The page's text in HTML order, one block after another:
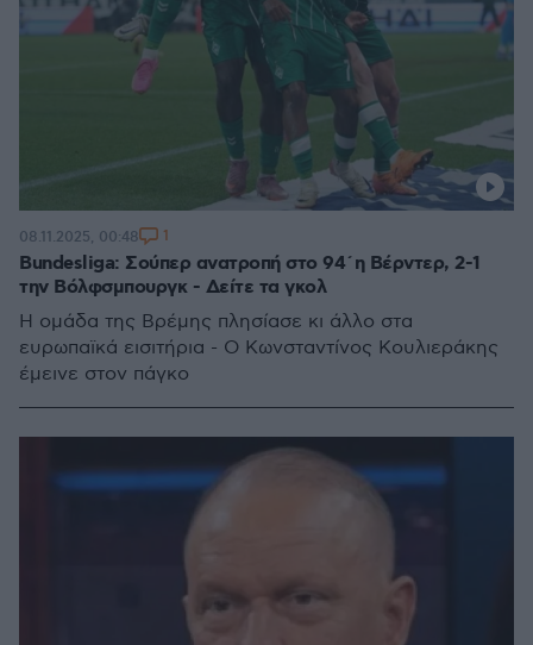
Bundesliga: Σούπερ ανατροπή στο 94΄η Βέρντερ, 2-1
την Βόλφσμπουργκ - Δείτε τα γκολ
Η ομάδα της Βρέμης πλησίασε κι άλλο στα
ευρωπαϊκά εισιτήρια - Ο Κωνσταντίνος Κουλιεράκης
έμεινε στον πάγκο
08.11.2025, 00:48 1